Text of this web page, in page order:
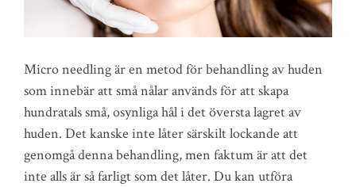
Micro needling är en metod för behandling av huden
som innebär att små nålar används för att skapa
hundratals små, osynliga hål i det översta lagret av
huden. Det kanske inte låter särskilt lockande att
genomgå denna behandling, men faktum är att det
inte alls är så farligt som det låter. Du kan utföra